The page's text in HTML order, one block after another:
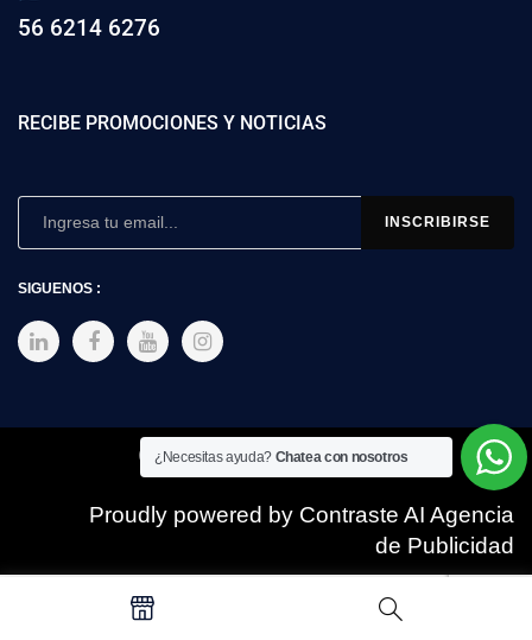
56 6214 6276
RECIBE PROMOCIONES Y NOTICIAS
SIGUENOS :
Copyright © 2025 SIMEX
Proudly powered by Contraste AI Agencia
de Publicidad
¿Necesitas ayuda? Chatea con nosotros